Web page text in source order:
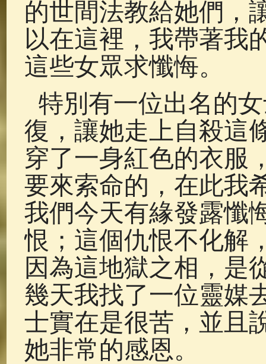
的世間法教給她們，
以在這裡，我帶著我
這些女眾求懺悔。
特別有一位出名的
復，讓她走上自殺這
穿了一身紅色的衣服
要來索命的，在此我
我們今天有緣發露懺
恨；這個仇恨不化解
因為這地獄之相，是
幾天我找了一位靈媒
士實在是很苦，並且
她非常的感恩。